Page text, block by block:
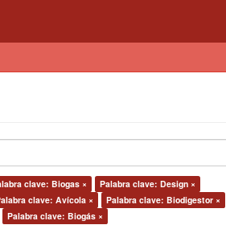
clave: Biogas ×
Palabra clave: Design ×
clave: Avícola ×
Palabra clave: Biodigestor ×
Palabra clave: Biogás ×